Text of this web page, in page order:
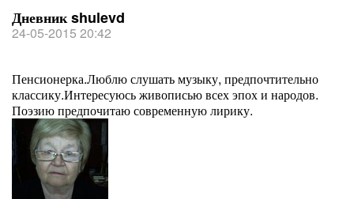
Дневник shulevd
24-05-2015 20:42
Пенсионерка.Люблю слушать музыку, предпочтительно
классику.Интересуюсь живописью всех эпох и народов.
Поэзию предпочитаю современную лирику.